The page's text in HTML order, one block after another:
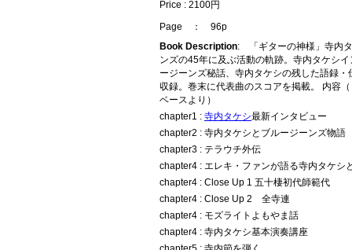
Price : 2100円
Page ： 96p
Book Description: 「ギターの神様」寺内
ンズの45年に及ぶ活動の軌跡。寺内タケシ
ージーンズ秘話、寺内タケシの残した語録・
収録。巻末に代表曲のスコアを掲載。 内容
ベースより）
chapter1 : 寺内タケシ最新インタビュー
chapter2 : 寺内タケシとブルージーンズ物語
chapter3 : テラウチ外伝
chapter4 : エレキ・ファンが語る寺内タケシ
chapter4 : Close Up 1 五十棲初代師範代
chapter4 : Close Up 2 全寺連
chapter4 : モズライトよもやま話
chapter4 : 寺内タケシ基本演奏講座